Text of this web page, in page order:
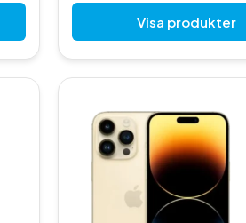
Visa produkter